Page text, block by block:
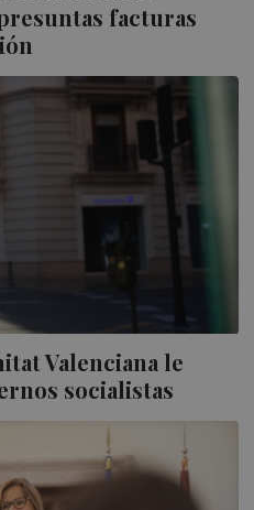
facturas
Valenciana le
socialistas